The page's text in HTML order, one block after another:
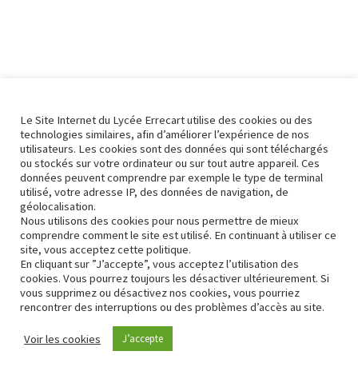
Conformité RGPD
Le Site Internet du Lycée Errecart utilise des cookies ou des
technologies similaires, afin d’améliorer l’expérience de nos
utilisateurs. Les cookies sont des données qui sont téléchargés
ou stockés sur votre ordinateur ou sur tout autre appareil. Ces
données peuvent comprendre par exemple le type de terminal
utilisé, votre adresse IP, des données de navigation, de
géolocalisation.
Nous utilisons des cookies pour nous permettre de mieux
comprendre comment le site est utilisé. En continuant à utiliser ce
site, vous acceptez cette politique.
En cliquant sur ”J’accepte”, vous acceptez l’utilisation des
cookies. Vous pourrez toujours les désactiver ultérieurement. Si
vous supprimez ou désactivez nos cookies, vous pourriez
rencontrer des interruptions ou des problèmes d’accès au site.
Voir les cookies J’accepte